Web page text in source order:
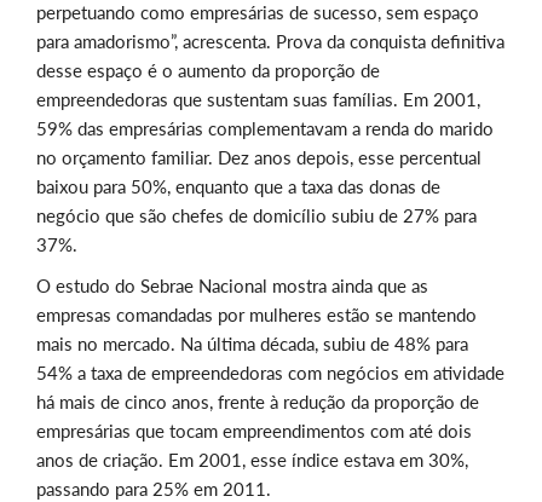
perpetuando como empresárias de sucesso, sem espaço
para amadorismo”, acrescenta. Prova da conquista definitiva
desse espaço é o aumento da proporção de
empreendedoras que sustentam suas famílias. Em 2001,
59% das empresárias complementavam a renda do marido
no orçamento familiar. Dez anos depois, esse percentual
baixou para 50%, enquanto que a taxa das donas de
negócio que são chefes de domicílio subiu de 27% para
37%.
O estudo do Sebrae Nacional mostra ainda que as
empresas comandadas por mulheres estão se mantendo
mais no mercado. Na última década, subiu de 48% para
54% a taxa de empreendedoras com negócios em atividade
há mais de cinco anos, frente à redução da proporção de
empresárias que tocam empreendimentos com até dois
anos de criação. Em 2001, esse índice estava em 30%,
passando para 25% em 2011.